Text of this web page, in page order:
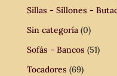
Sillas - Sillones -
Sin categoría (0)
Sofás - Bancos (51)
Tocadores (69)